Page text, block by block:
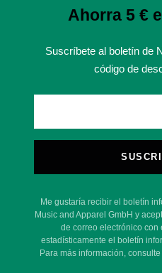
Ahorra 5 €
Suscríbete al boletín de
código de
Me gustaría recibir el boletín
Music and Apparel GmbH y
de correo electrónico con
estadísticamente el boletín
Para más información,